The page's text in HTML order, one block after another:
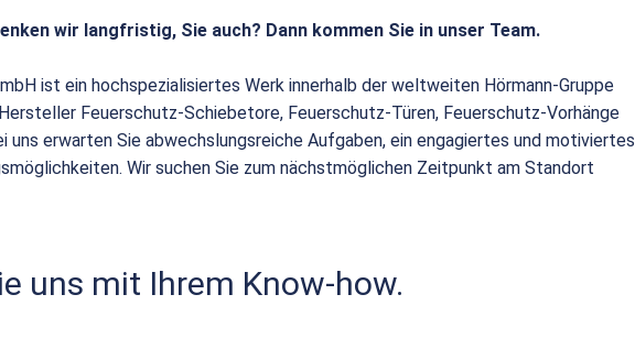
wir langfristig, Sie auch? Dann kommen Sie in unser Team.
ist ein hochspezialisiertes Werk innerhalb der weltweiten Hörmann-Gruppe
Feuerschutz-Schiebetore, Feuerschutz-Türen, Feuerschutz-Vorhänge
uns erwarten Sie abwechslungsreiche Aufgaben, ein engagiertes und motiviertes
Wir suchen Sie zum nächstmöglichen Zeitpunkt am Standort
uns mit Ihrem Know-how.